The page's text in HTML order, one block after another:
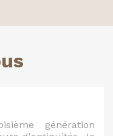
génération